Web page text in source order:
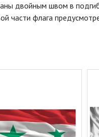
двойным швом в
части флага